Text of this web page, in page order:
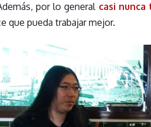
por lo generalcasi nunca
que pueda trabajar mejor.